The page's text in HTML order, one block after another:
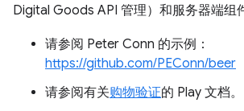
Digital Goods API 管理）和服务器端组
请参阅 Peter Conn 的示例：
https://github.com/PEConn/beer
请参阅有关购物验证的 Play 文档。